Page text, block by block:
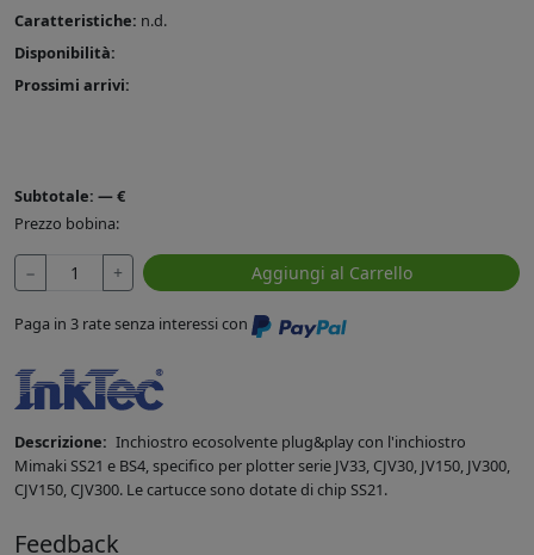
Caratteristiche: n.d.
Disponibilità:
Prossimi arrivi:
Subtotale: —€
Prezzo bobina:
− + Aggiungi al Carrello
Paga in 3 rate senza interessi con
Descrizione: Inchiostro ecosolvente plug&play con l'inchiostro
Mimaki SS21 e BS4, specifico per plotter serie JV33, CJV30, JV150, JV300,
CJV150, CJV300. Le cartucce sono dotate di chip SS21.
Feedback